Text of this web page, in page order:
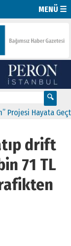
MENÜ ☰
Hayata Geçti
drift
71 TL